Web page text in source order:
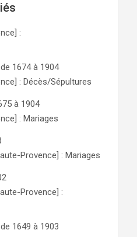
:
1674 à 1904
: Décès/Sépultures
à 1904
: Mariages
Provence] : Mariages
Provence] :
1649 à 1903